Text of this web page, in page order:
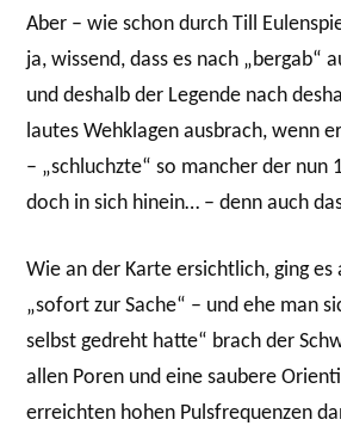
Aber – wie schon durch Till
ja, wissend, dass es nach „bergab“
und deshalb der Legende nach
lautes Wehklagen ausbrach, wenn
– „schluchzte“ so mancher der nun
doch in sich hinein… – denn auch
Wie an der Karte ersichtlich, ging es
„sofort zur Sache“ – und ehe man
selbst gedreht hatte“ brach der
allen Poren und eine saubere
erreichten hohen Pulsfrequenzen